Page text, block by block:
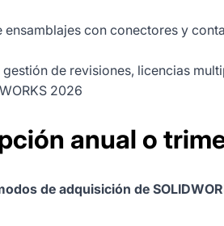
con conectores y
de revisiones, licencias
2026
anual o
de adquisición de